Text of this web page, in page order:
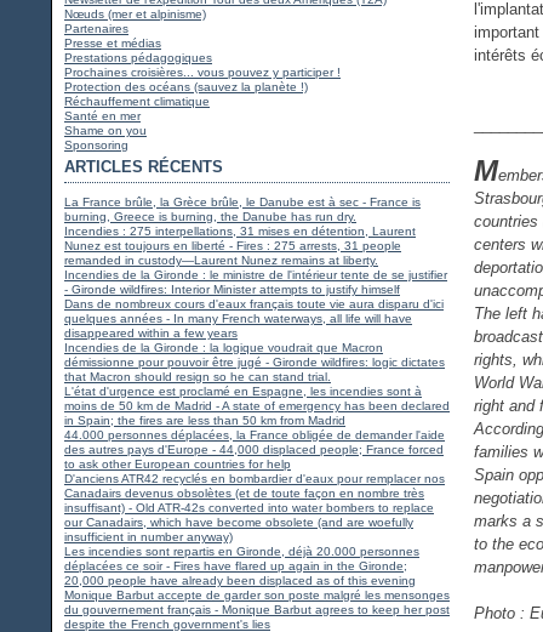
Nœuds (mer et alpinisme)
Partenaires
Presse et médias
Prestations pédagogiques
Prochaines croisières... vous pouvez y participer !
Protection des océans (sauvez la planète !)
Réchauffement climatique
Santé en mer
Shame on you
Sponsoring
ARTICLES RÉCENTS
La France brûle, la Grèce brûle, le Danube est à sec - France is
burning, Greece is burning, the Danube has run dry.
Incendies : 275 interpellations, 31 mises en détention, Laurent
Nunez est toujours en liberté - Fires : 275 arrests, 31 people
remanded in custody—Laurent Nunez remains at liberty.
Incendies de la Gironde : le ministre de l'intérieur tente de se justifier
- Gironde wildfires: Interior Minister attempts to justify himself
Dans de nombreux cours d'eaux français toute vie aura disparu d'ici
quelques années - In many French waterways, all life will have
disappeared within a few years
Incendies de la Gironde : la logique voudrait que Macron
démissionne pour pouvoir être jugé - Gironde wildfires: logic dictates
that Macron should resign so he can stand trial.
L'état d'urgence est proclamé en Espagne, les incendies sont à
moins de 50 km de Madrid - A state of emergency has been declared
in Spain; the fires are less than 50 km from Madrid
44.000 personnes déplacées, la France obligée de demander l'aide
des autres pays d'Europe - 44,000 displaced people; France forced
to ask other European countries for help
D'anciens ATR42 recyclés en bombardier d'eaux pour remplacer nos
Canadairs devenus obsolètes (et de toute façon en nombre très
insuffisant) - Old ATR-42s converted into water bombers to replace
our Canadairs, which have become obsolete (and are woefully
insufficient in number anyway)
Les incendies sont repartis en Gironde, déjà 20.000 personnes
déplacées ce soir - Fires have flared up again in the Gironde;
20,000 people have already been displaced as of this evening
Monique Barbut accepte de garder son poste malgré les mensonges
du gouvernement français - Monique Barbut agrees to keep her post
despite the French government's lies
intérêts
M
countries
centers
The left
rights,
World
right and
families
Spain
marks a
to the
Photo :